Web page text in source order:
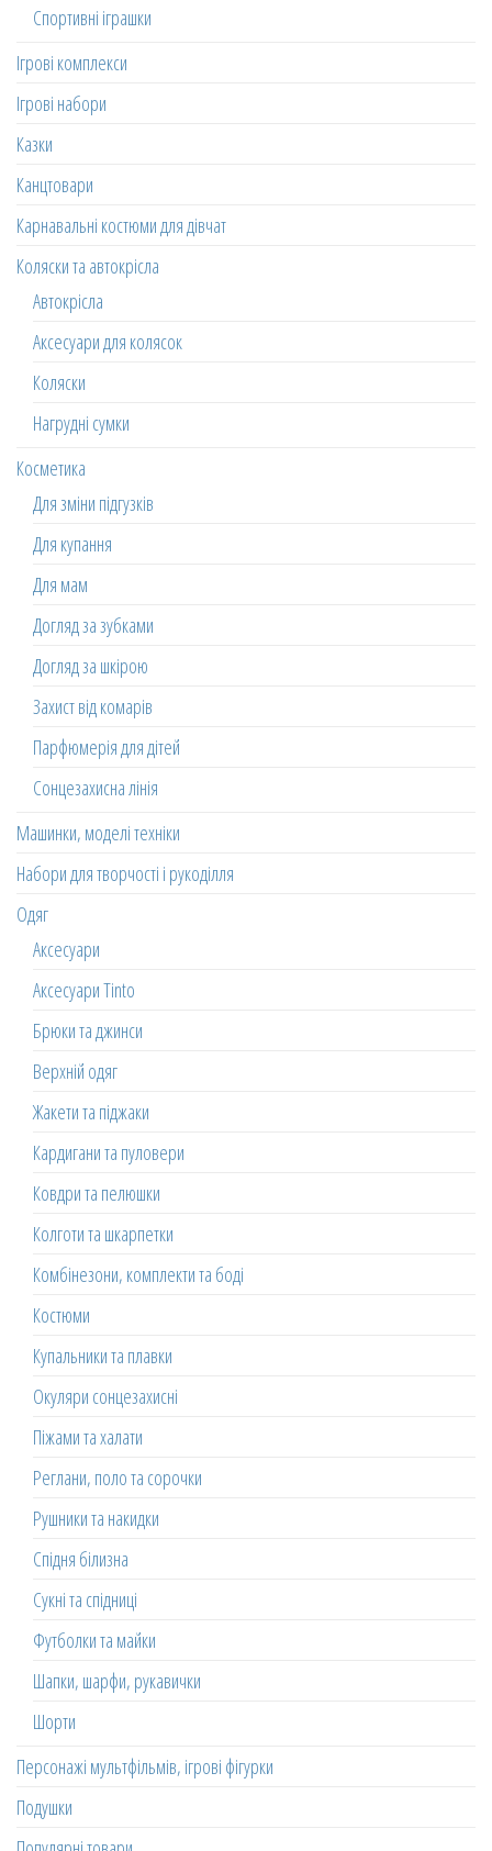
Спортивні іграшки
Ігрові комплекси
Ігрові набори
Казки
Канцтовари
Карнавальні костюми для дівчат
Коляски та автокрісла
Автокрісла
Аксесуари для колясок
Коляски
Нагрудні сумки
Косметика
Для зміни підгузків
Для купання
Для мам
Догляд за зубками
Догляд за шкірою
Захист від комарів
Парфюмерія для дітей
Сонцезахисна лінія
Машинки, моделі техніки
Набори для творчості і рукоділля
Одяг
Аксесуари
Аксесуари Tinto
Брюки та джинси
Верхній одяг
Жакети та піджаки
Кардигани та пуловери
Ковдри та пелюшки
Колготи та шкарпетки
Комбінезони, комплекти та боді
Костюми
Купальники та плавки
Окуляри сонцезахисні
Піжами та халати
Реглани, поло та сорочки
Рушники та накидки
Спідня білизна
Сукні та спідниці
Футболки та майки
Шапки, шарфи, рукавички
Шорти
Персонажі мультфільмів, ігрові фігурки
Подушки